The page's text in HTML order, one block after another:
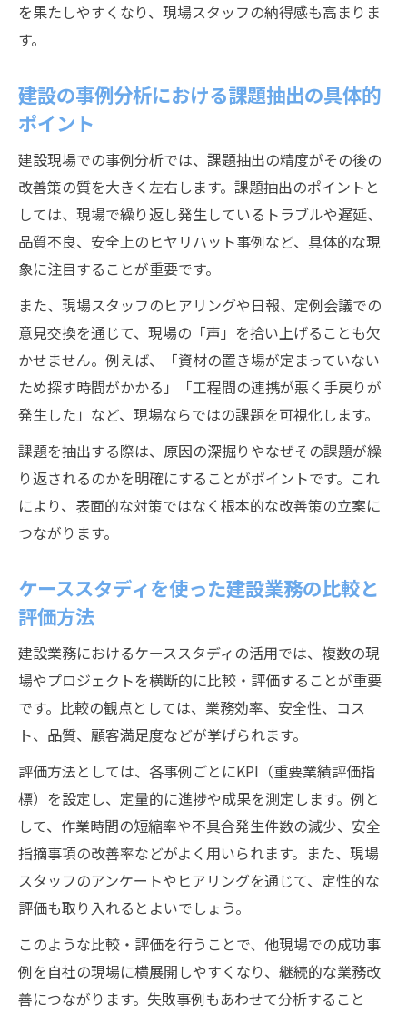
を果たしやすくなり、現場スタッフの納得感も高まりま
す。
建設の事例分析における課題抽出の具体的
ポイント
建設現場での事例分析では、課題抽出の精度がその後の
改善策の質を大きく左右します。課題抽出のポイントと
しては、現場で繰り返し発生しているトラブルや遅延、
品質不良、安全上のヒヤリハット事例など、具体的な現
象に注目することが重要です。
また、現場スタッフのヒアリングや日報、定例会議での
意見交換を通じて、現場の「声」を拾い上げることも欠
かせません。例えば、「資材の置き場が定まっていない
ため探す時間がかかる」「工程間の連携が悪く手戻りが
発生した」など、現場ならではの課題を可視化します。
課題を抽出する際は、原因の深掘りやなぜその課題が繰
り返されるのかを明確にすることがポイントです。これ
により、表面的な対策ではなく根本的な改善策の立案に
つながります。
ケーススタディを使った建設業務の比較と
評価方法
建設業務におけるケーススタディの活用では、複数の現
場やプロジェクトを横断的に比較・評価することが重要
です。比較の観点としては、業務効率、安全性、コス
ト、品質、顧客満足度などが挙げられます。
評価方法としては、各事例ごとにKPI（重要業績評価指
標）を設定し、定量的に進捗や成果を測定します。例と
して、作業時間の短縮率や不具合発生件数の減少、安全
指摘事項の改善率などがよく用いられます。また、現場
スタッフのアンケートやヒアリングを通じて、定性的な
評価も取り入れるとよいでしょう。
このような比較・評価を行うことで、他現場での成功事
例を自社の現場に横展開しやすくなり、継続的な業務改
善につながります。失敗事例もあわせて分析すること